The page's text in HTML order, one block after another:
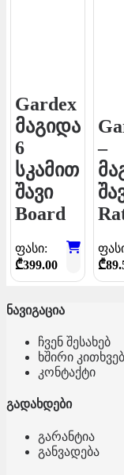
Gardex
მაგიდა
6
სკამით
შავი
Board
ფასი:
₾399.00
–
₾
ნავიგაცია
ჩვენ შესახებ
ხშირი
კონტაქტი
გადახდები
გარანტია
განვადება